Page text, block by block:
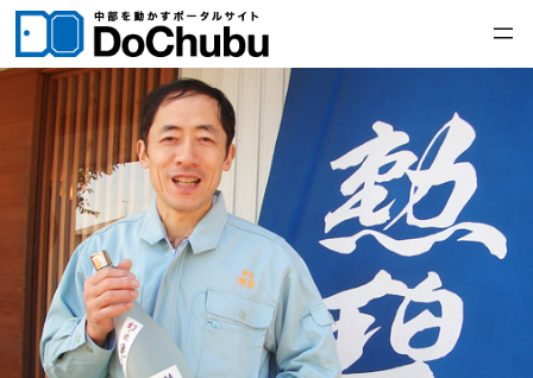
内
を